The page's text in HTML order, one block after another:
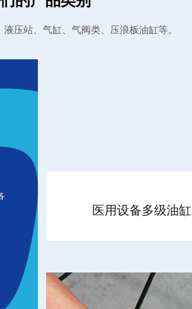
压站、气缸、气阀类、压浪板油缸等。
医用设备多级油缸